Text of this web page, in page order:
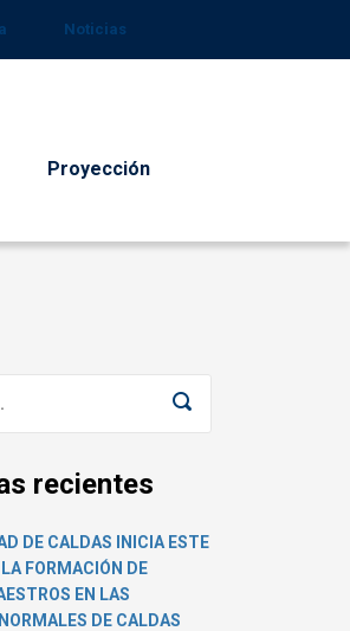
Noticias
Proyección
recientes
DE CALDAS INICIA ESTE
FORMACIÓN DE
EN LAS
DE CALDAS